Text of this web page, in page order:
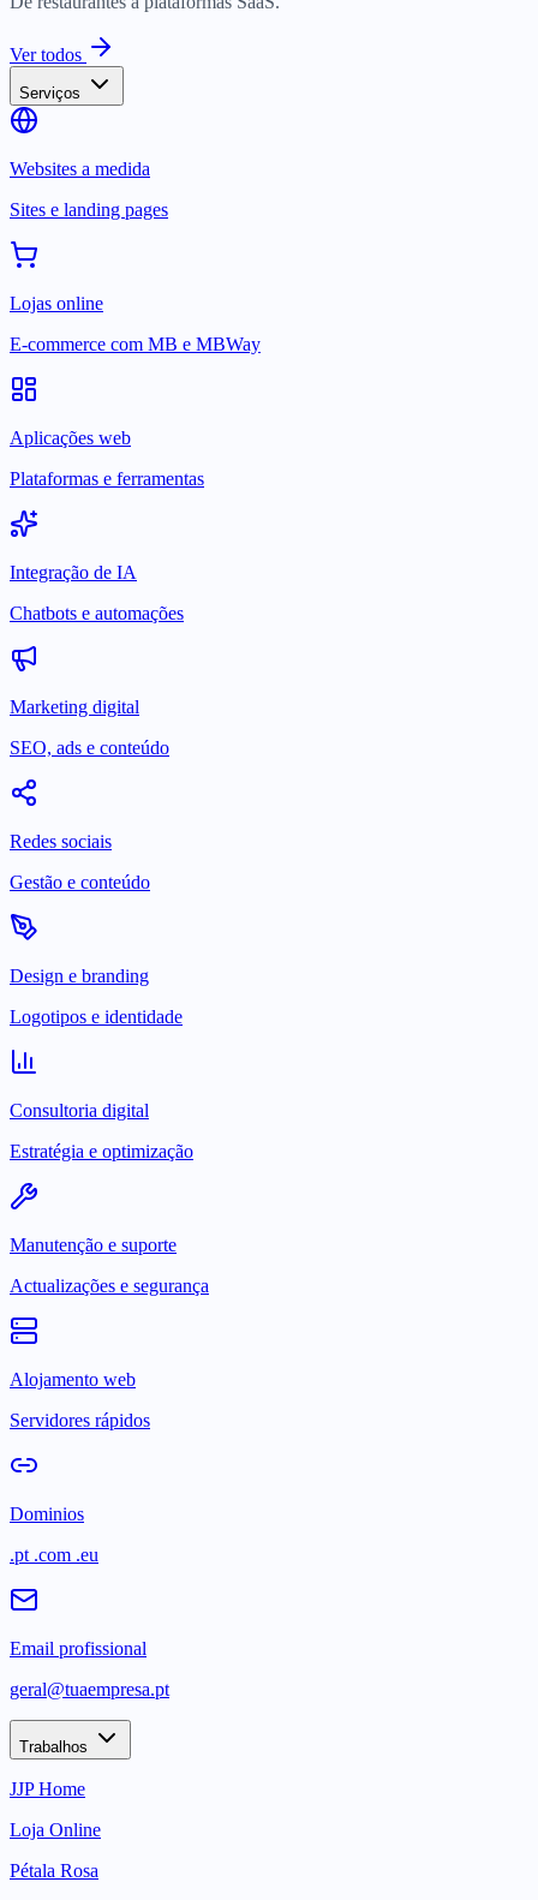
Ver todos
Serviços
Websites a medida
Sites e landing pages
Lojas online
E-commerce com MB e MBWay
Aplicações web
Plataformas e ferramentas
Integração de IA
Chatbots e automações
Marketing digital
SEO, ads e conteúdo
Redes sociais
Gestão e conteúdo
Design e branding
Logotipos e identidade
Consultoria digital
Estratégia e optimização
Manutenção e suporte
Actualizações e segurança
Alojamento web
Servidores rápidos
Dominios
.pt .com .eu
Email profissional
geral@tuaempresa.pt
Trabalhos
JJP Home
Loja Online
Pétala Rosa